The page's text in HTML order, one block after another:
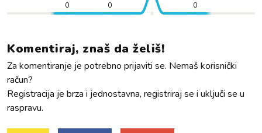
0 0 0
Komentiraj, znaš da želiš!
Za komentiranje je potrebno prijaviti se. Nemaš korisnički
račun?
Registracija je brza i jednostavna, registriraj se i uključi se u
raspravu.